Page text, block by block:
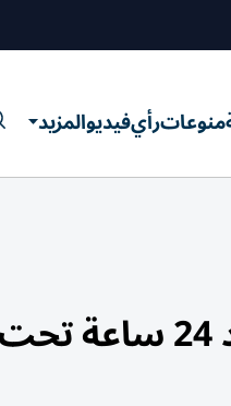
منوعاترأيفيديوالمزيد